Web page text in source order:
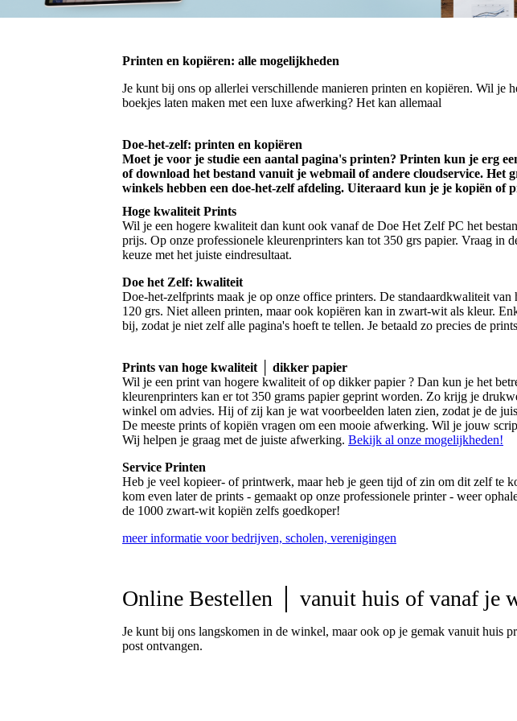
Printen en kopiëren: alle mogelijkheden
Je kunt bij ons op allerlei verschillende manieren printen en kopiëren. Wil je
boekjes laten maken met een luxe afwerking? Het kan allemaal
Doe-het-zelf: printen en kopiëren
Moet je voor je studie een aantal pagina's printen? Printen kun je erg
of download het bestand vanuit je webmail of andere cloudservice. Het
winkels hebben een doe-het-zelf afdeling. Uiteraard kun je je kopiën of
Hoge kwaliteit Prints
Wil je een hogere kwaliteit dan kunt ook vanaf de Doe Het Zelf PC het
prijs. Op onze professionele kleurenprinters kan tot 350 grs papier. Vraag
keuze met het juiste eindresultaat.
Doe het Zelf: kwaliteit
Doe-het-zelfprints maak je op onze office printers. De standaardkwaliteit
120 grs. Niet alleen printen, maar ook kopiëren kan in zwart-wit als kleur.
bij, zodat je niet zelf alle pagina's hoeft te tellen. Je betaald zo precies de
Prints van hoge kwaliteit │ dikker papier
Wil je een print van hogere kwaliteit of op dikker papier ? Dan kun je het
kleurenprinters kan er tot 350 grams papier geprint worden. Zo krijg je
winkel om advies. Hij of zij kan je wat voorbeelden laten zien, zodat je de
De meeste prints of kopiën vragen om een mooie afwerking. Wil je jouw
Wij helpen je graag met de juiste afwerking. Bekijk al onze mogelijkheden!
Service Printen
Heb je veel kopieer- of printwerk, maar heb je geen tijd of zin om dit zelf te
kom even later de prints - gemaakt op onze professionele printer - weer
de 1000 zwart-wit kopiën zelfs goedkoper!
meer informatie voor bedrijven, scholen, verenigingen
Online Bestellen │ vanuit huis of vanaf je
Je kunt bij ons langskomen in de winkel, maar ook op je gemak vanuit huis
post ontvangen.